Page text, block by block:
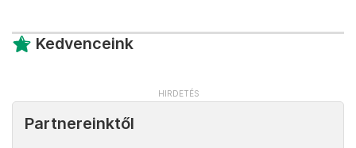
Kedvenceink
Partnereinktől